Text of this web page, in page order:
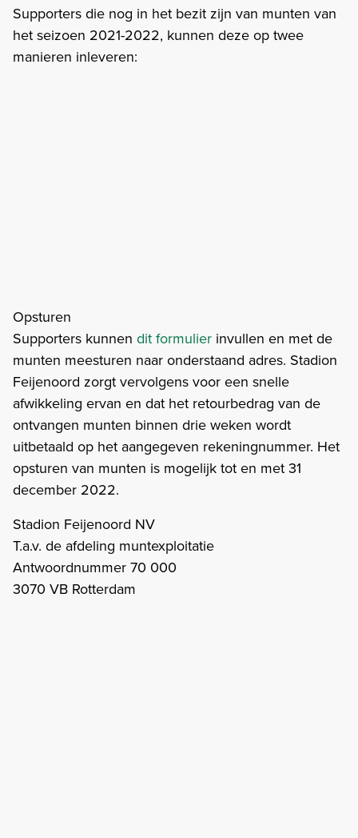
Supporters die nog in het bezit zijn van munten van
het seizoen 2021-2022, kunnen deze op twee
manieren inleveren:
Opsturen
Supporters kunnen dit formulier invullen en met de
munten meesturen naar onderstaand adres. Stadion
Feijenoord zorgt vervolgens voor een snelle
afwikkeling ervan en dat het retourbedrag van de
ontvangen munten binnen drie weken wordt
uitbetaald op het aangegeven rekeningnummer. Het
opsturen van munten is mogelijk tot en met 31
december 2022.
Stadion Feijenoord NV
T.a.v. de afdeling muntexploitatie
Antwoordnummer 70 000
3070 VB Rotterdam